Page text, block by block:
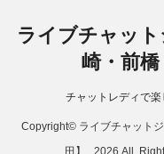
ライブチャッ
崎・前橋
チャットレディで
Copyright© ライブチャット